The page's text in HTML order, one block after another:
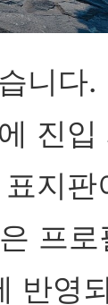
니다.
진
지
프
반영